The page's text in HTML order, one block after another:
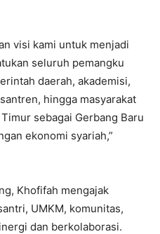
visi kami untuk menjadi
seluruh pemangku
daerah, akademisi,
hingga masyarakat
sebagai Gerbang Baru
ekonomi syariah,”
Khofifah mengajak
UMKM, komunitas,
dan berkolaborasi.